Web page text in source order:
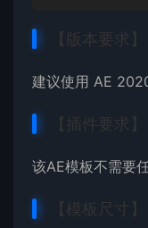
【版本要求】
建议使用 AE
【插件要求】
该AE模板不需要
【模板尺寸】